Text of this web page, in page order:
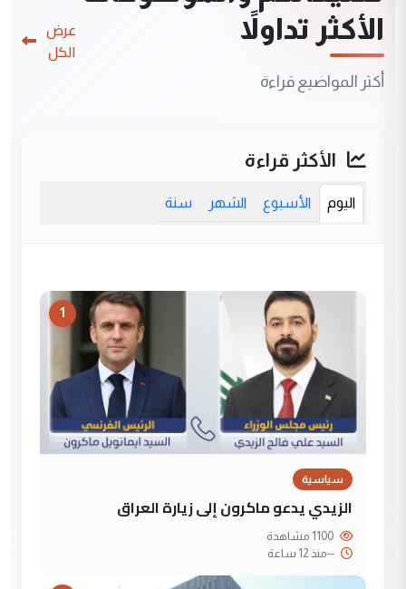
الأكثر تداولاً
أكثر المواضيع قراءة
عرض
الكل
الأكثر قراءة
اليوم الأسبوع الشهر سنة
1
سياسية
الزيدي يدعو ماكرون إلى زيارة العراق
--منذ 12 ساعة